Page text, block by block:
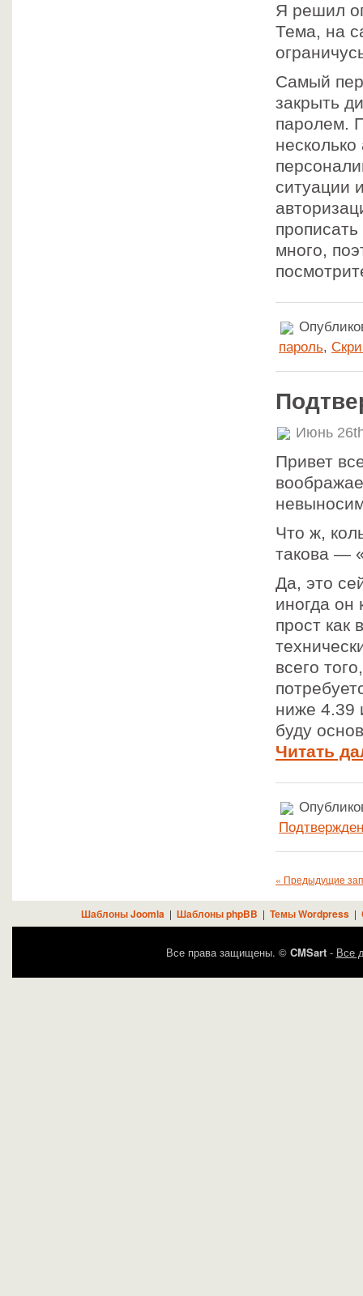
Я решил
Тема, на
Самый
закрыть
паролем.
ситуации
много,
пароль,
Июнь
Привет
Что ж,
такова —
Да, это
иногда он
прост как
всего
ниже 4.39
буду
Читать
« Предыдущие
Шаблоны Joomla | Шаблоны phpBB | Темы Wordpress|
Все права защищены. © CMSart- Все